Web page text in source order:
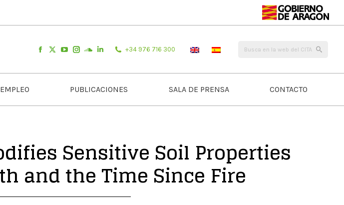
+34 976 716 300
EMPLEO PUBLICACIONES SALA DE PRENSA CONTACTO
Sensitive Soil Properties
and the Time Since Fire